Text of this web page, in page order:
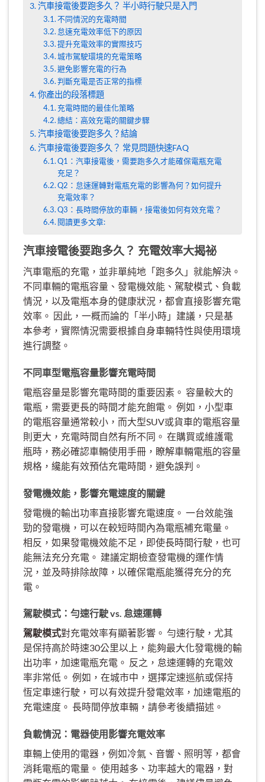
汽車接電後要跑多久？ 半小時行駛只是入門
不同情況的充電時間
怠速充電效率低下的原因
提升充電效率的實際技巧
城市駕駛環境的充電策略
避免影響充電的行為
判斷充電是否正常的指標
你產出的段落標題
充電時間的最佳化策略
總結：高效充電的關鍵步驟
汽車接電後要跑多久？結論
汽車接電後要跑多久？ 常見問題快速FAQ
Q1：汽車接電後，需要跑多久才能確保電瓶充電
充足？
Q2：怠速運轉對電瓶充電的影響為何？如何提升
充電效率？
Q3：長時間停放的車輛，接電後如何有效充電？
閱讀更多文章:
汽車接電後要跑多久？ 充電效率大揭祕
汽車電瓶的充電，並非單純地「跑多久」就能解決。
不同車輛的電瓶容量、發電機效能、駕駛模式、負載
情況，以及電瓶本身的健康狀況，都會直接影響充電
效率。 因此，一概而論的「半小時」建議，只是基
本參考，實際情況需要根據自身車輛特性與使用環境
進行調整。
不同車型電瓶容量影響充電時間
電瓶容量是影響充電時間的重要因素。 容量較大的
電瓶，需要更長的時間才能充飽電。 例如，小型車
的電瓶容量通常較小，而大型SUV或貨車的電瓶容量
則更大，充電時間自然有所不同。 在購買或維護電
瓶時，務必確認車輛使用手冊，瞭解車輛電瓶的容量
規格，纔能有效預估充電時間，避免誤判。
發電機效能，影響充電速度的關鍵
發電機的輸出功率直接影響充電速度。 一台效能強
勁的發電機，可以在較短時間內為電瓶補充電量。
相反，如果發電機效能不足，即使長時間行駛，也可
能無法充分充電。 建議定期檢查發電機的運作情
況，並及時排除故障，以確保電瓶能獲得充分的充
電。
駕駛模式：勻速行駛 vs. 怠速運轉
駕駛模式對充電效率有顯著影響。 勻速行駛，尤其
是保持高於時速30公里以上，能夠最大化發電機的輸
出功率，加速電瓶充電。 反之，怠速運轉的充電效
率非常低。 例如，在城市中，選擇定速巡航或保持
恆定車速行駛，可以有效提升發電效率，加速電瓶的
充電速度。 長時間停放車輛，請參考後續描述。
負載情況：電器使用影響充電效率
車輛上使用的電器，例如冷氣、音響、照明等，都會
消耗電瓶的電量。 使用越多、功率越大的電器，對